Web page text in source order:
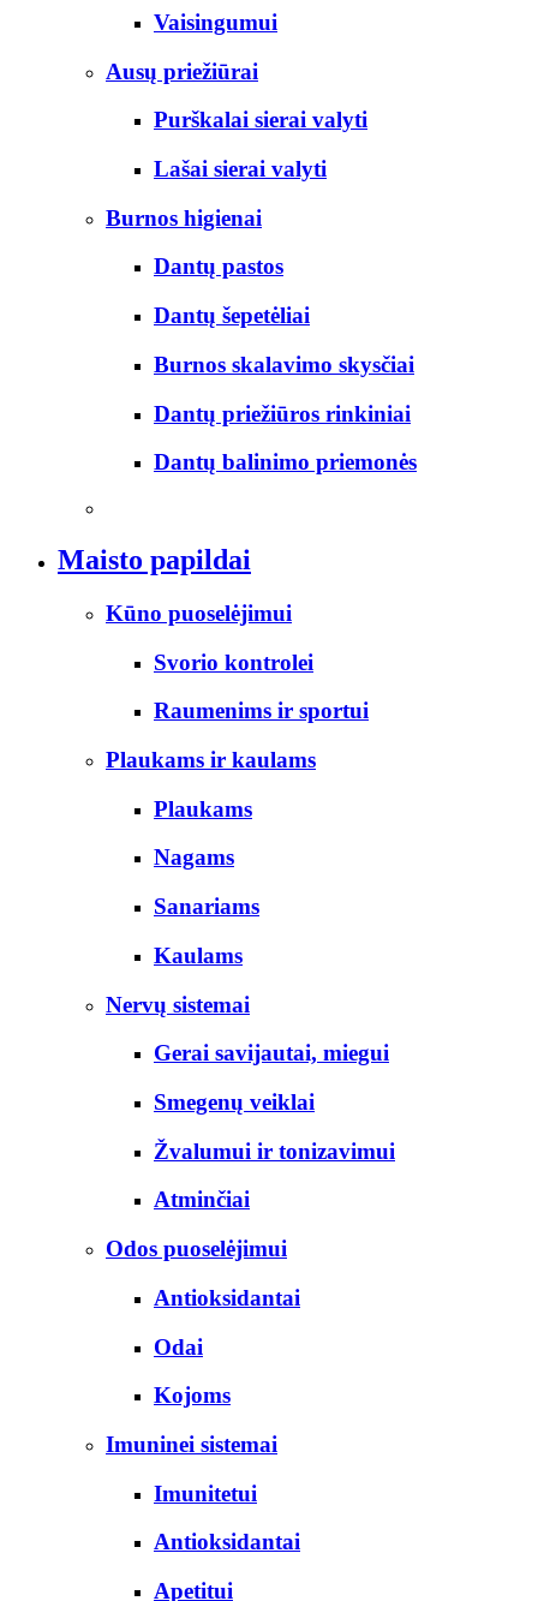
Vaisingumui
Ausų priežiūrai
Purškalai sierai valyti
Lašai sierai valyti
Burnos higienai
Dantų pastos
Dantų šepetėliai
Burnos skalavimo skysčiai
Dantų priežiūros rinkiniai
Dantų balinimo priemonės
Maisto papildai
Kūno puoselėjimui
Svorio kontrolei
Raumenims ir sportui
Plaukams ir kaulams
Plaukams
Nagams
Sanariams
Kaulams
Nervų sistemai
Gerai savijautai, miegui
Smegenų veiklai
Žvalumui ir tonizavimui
Atminčiai
Odos puoselėjimui
Antioksidantai
Odai
Kojoms
Imuninei sistemai
Imunitetui
Antioksidantai
Apetitui